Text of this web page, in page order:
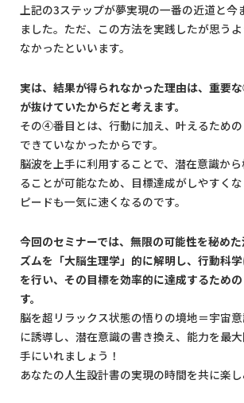
上記の3ステップが夢実現の一番の近道と今
ました。ただ、この方法を実践したが思う
なかったといいます。
実は、結果が得られなかった理由は、重要
が抜けていたからだと考えます。
その④番目とは、行動に加え、叶えるため
できていなかったからです。
脳波を上手に利用することで、潜在意識か
ることが可能なため、目標達成がしやすく
ピードも一気に速くなるのです。
今回のセミナーでは、無限の可能性を秘め
ズムを「大脳生理学」的に解明し、行動科
を行い、その目標を効率的に達成するため
す。
脳を超リラックス状態の悟りの境地＝宇宙
に誘導し、潜在意識の書き換え、能力を最
手にいれましょう！
あなたの人生設計書の実現の時間を共に楽